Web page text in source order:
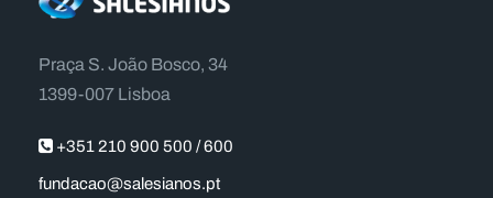
Praça S. João Bosco, 34
1399-007 Lisboa
+351 210 900 500 / 600
fundacao@salesianos.pt